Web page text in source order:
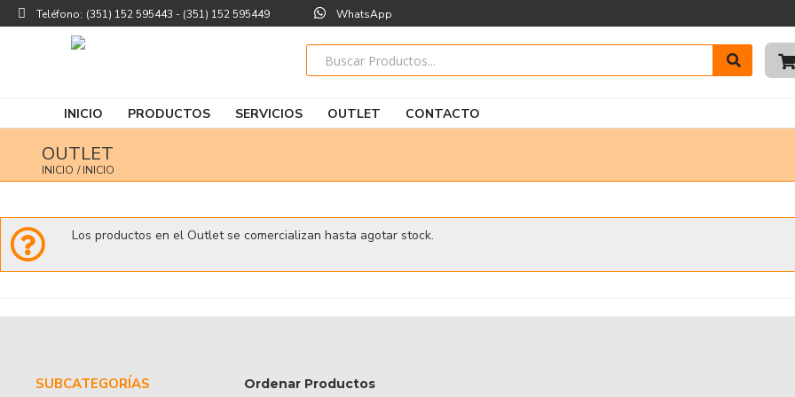
Teléfono: (351) 152 595443 - (351) 152 595449 WhatsApp
INICIO PRODUCTOS SERVICIOS OUTLET CONTACTO
OUTLET
INICIO / INICIO
Los productos en el Outlet se comercializan hasta agotar stock.
SUBCATEGORÍAS
Ordenar Productos